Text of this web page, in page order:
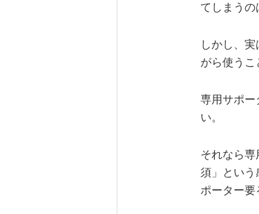
てしまうの
しかし、実
がら使うこ
専用サポー
い。
それなら
須」という
ポーター要